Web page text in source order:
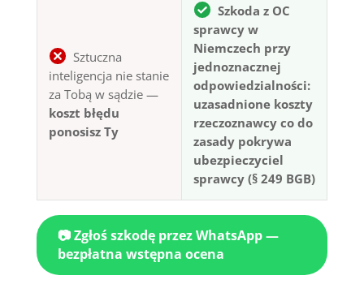
Sztuczna
inteligencja nie stanie
za Tobą w sądzie —
koszt błędu
ponosisz Ty
Szkoda z OC
sprawcy w
Niemczech przy
jednoznacznej
odpowiedzialności:
uzasadnione koszty
rzeczoznawcy co do
zasady pokrywa
ubezpieczyciel
sprawcy (§ 249 BGB)
📷 Zgłoś szkodę przez WhatsApp —
bezpłatna wstępna ocena